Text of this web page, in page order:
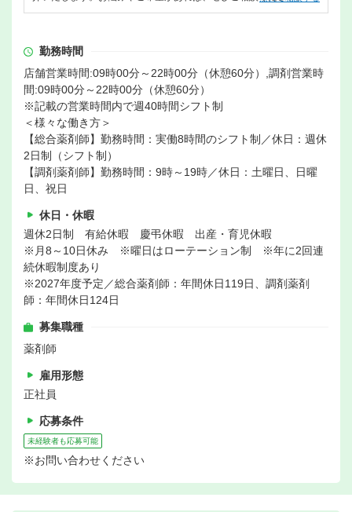
勤務時間
店舗営業時間:09時00分～22時00分（休憩60分）,調剤営業時
間:09時00分～22時00分（休憩60分）
※記載の営業時間内で週40時間シフト制
＜様々な働き方＞
【総合薬剤師】勤務時間：実働8時間のシフト制／休日：週休
2日制（シフト制）
【調剤薬剤師】勤務時間：9時～19時／休日：土曜日、日曜
日、祝日
休日・休暇
週休2日制 有給休暇 慶弔休暇 出産・育児休暇
※月8～10日休み ※曜日はローテーション制 ※年に2回連
続休暇制度あり
※2027年度予定／総合薬剤師：年間休日119日、調剤薬剤
師：年間休日124日
募集職種
薬剤師
雇用形態
正社員
応募条件
未経験者も応募可能
※お問い合わせください